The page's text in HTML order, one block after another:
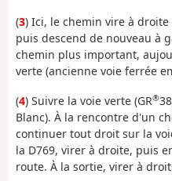
(3) Ici, le chemin vire à
puis descend de nouveau à
chemin plus important,
verte (ancienne voie ferrée
(4) Suivre la voie verte (GR®
Blanc). À la rencontre d'un
continuer tout droit sur la
la D769, virer à droite, puis
route. À la sortie, virer à